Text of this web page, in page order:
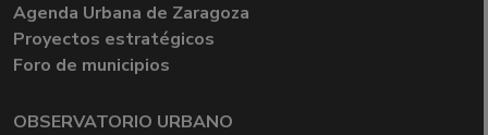
Agenda Urbana de Zaragoza
Proyectos estratégicos
Foro de municipios
OBSERVATORIO URBANO